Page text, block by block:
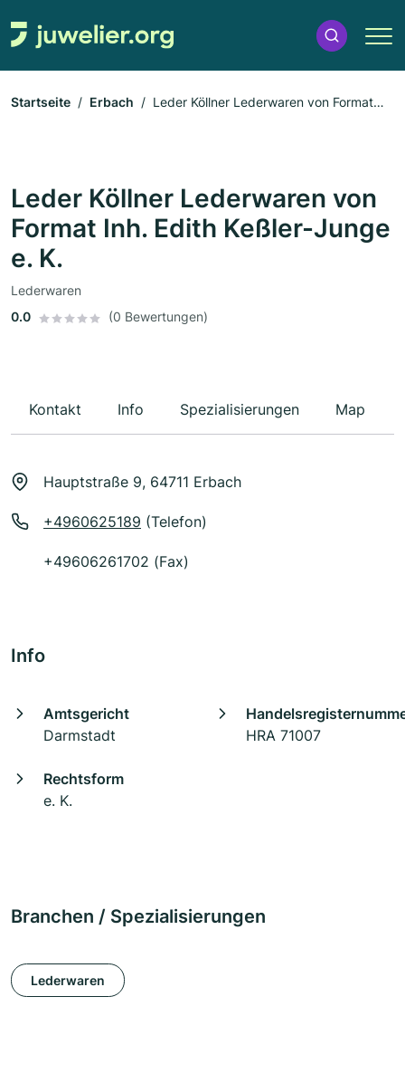
Startseite Erbach
Leder Köllner Lederwaren von Format
Leder Köllner Lederwaren von
Format Inh. Edith Keßler-Junge
e. K.
Lederwaren
0.0
(0 Bewertungen)
Kontakt Info Spezialisierungen Map
Hauptstraße 9, 64711 Erbach
+4960625189 (Telefon)
+49606261702 (Fax)
Info
Amtsgericht
Darmstadt
HRA 71007
Rechtsform
e. K.
Branchen / Spezialisierungen
Lederwaren